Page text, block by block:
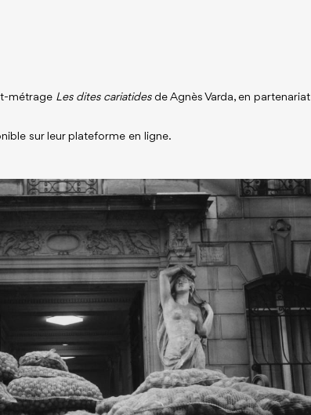
métrage Les dites cariatidesde Agnès Varda, en partenariat
sur leur plateforme en ligne.